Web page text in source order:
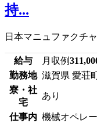
持...
日本マニュファクチ
給与 月収例
勤務地 滋賀県 愛荘
寮・社
宅
あり
仕事内 機械オペレ